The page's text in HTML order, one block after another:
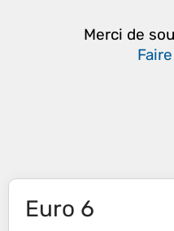
Merci de
Euro 6